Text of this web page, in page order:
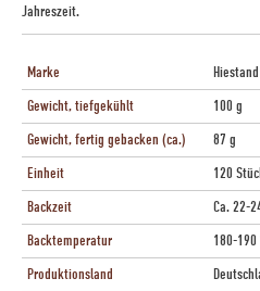
Jahreszeit.
Marke
Hiestand
Gewicht, tiefgekühlt
100 g
Gewicht, fertig gebacken (ca.)
87 g
Einheit
120
Backzeit
Ca. 22-
Backtemperatur
180-190
Produktionsland